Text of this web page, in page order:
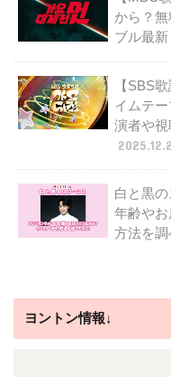
から？
ブル最新
【SBS
イムテ
演者や視
白と黒
年齢や
方法を調
ヨントン情報↓